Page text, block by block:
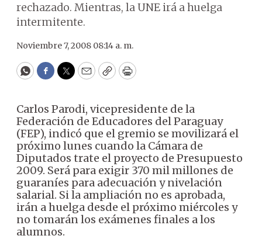
rechazado. Mientras, la UNE irá a huelga
intermitente.
Noviembre 7, 2008 08:14 a. m.
WhatsApp
Facebook
Twitter
EmailCopyPrint
Carlos Parodi, vicepresidente de la
Federación de Educadores del Paraguay
(FEP), indicó que el gremio se movilizará el
próximo lunes cuando la Cámara de
Diputados trate el proyecto de Presupuesto
2009. Será para exigir 370 mil millones de
guaraníes para adecuación y nivelación
salarial. Si la ampliación no es aprobada,
irán a huelga desde el próximo miércoles y
no tomarán los exámenes finales a los
alumnos.